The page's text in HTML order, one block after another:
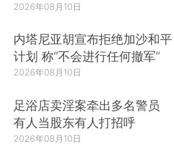
2026年08月10日
内塔尼亚胡宣布拒绝加沙和平
计划 称“不会进行任何撤军”
2026年08月10日
足浴店卖淫案牵出多名警员
有人当股东有人打招呼
2026年08月10日